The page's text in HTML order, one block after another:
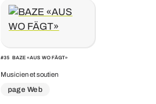
#35 BAZE «AUS WO FÄGT»
Musicien et soutien
page Web